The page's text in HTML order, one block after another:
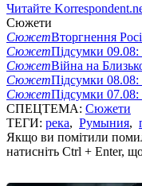
Читайте
Сюжети
СюжетВторгнення
СюжетПідсумки 09.08:
СюжетВійна на
СюжетПідсумки 08.08:
СюжетПідсумки 07.08:
СПЕЦТЕМА: Сюжети
ТЕГИ: река, Румыния,
Якщо ви помітили
натисніть Ctrl + Enter,